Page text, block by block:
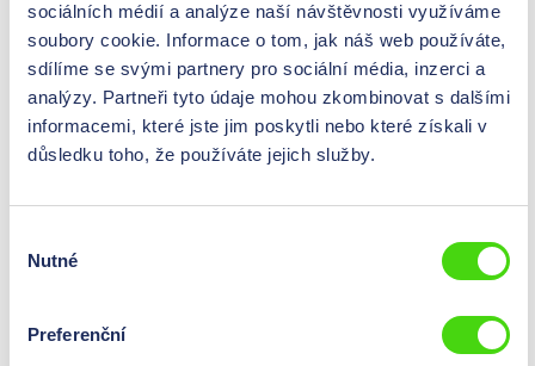
sociálních médií a analýze naší návštěvnosti využíváme
soubory cookie. Informace o tom, jak náš web používáte,
sdílíme se svými partnery pro sociální média, inzerci a
analýzy. Partneři tyto údaje mohou zkombinovat s dalšími
informacemi, které jste jim poskytli nebo které získali v
důsledku toho, že používáte jejich služby.
souhlasu
Nutné
Preferenční
50004
Kabelová průchodka a pojistná matice HP ECO® v sadě,
metrická, šedá, 32 x 1,5
s pojistnou maticí
Počet kabelů
0,00 Kč*
Obsah:24 St
Ceny jsou viditelné
popřihlášení